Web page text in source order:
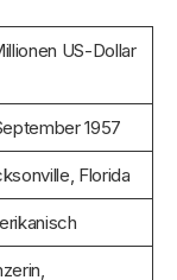
US-Dollar
1957
Florida